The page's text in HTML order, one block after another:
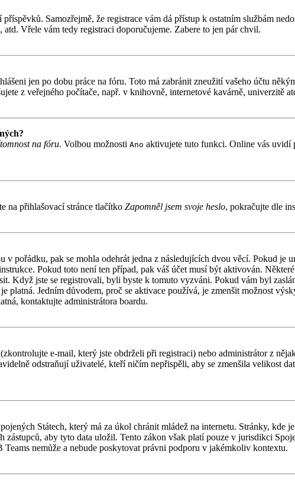
Samozřejmě, že registrace vám dá přístup k ostatním službám
Vřele vám tedy registraci doporučujeme. Zabere to jen pár chvil.
jen po dobu práce na fóru. Toto má zabránit zneužití vašeho účtu
z veřejného počítače, např. v knihovně, internetové kavárně, univerzitě
na fóru. Volbou možnosti Ano aktivujete tuto funkci. Online vás uvidí
na přihlašovací stránce tlačítko Zapomněl jsem svoje heslo, pokračujte dle
v pořádku, pak se mohla odehrát jedna z následujících dvou věcí. Pokud je
Pokud toto není ten případ, pak váš účet musí být aktivován.
Když jste se registrovali, byli byste k tomuto vyzváni. Pokud vám byl
platná. Jedním důvodem, proč se aktivace používá, je zmenšit možnost
kontaktujte administrátora boardu.
e-mail, který jste obdrželi při registraci) nebo administrátor z
odstraňují uživatelé, kteří ničím nepřispěli, aby se zmenšila velikost
Státech, který má za úkol chránit mládež na internetu. Stránky, kde
aby tyto data uložil. Tento zákon však platí pouze v jurisdikci
nemůže a nebude poskytovat právni podporu v jakémkoliv kontextu.